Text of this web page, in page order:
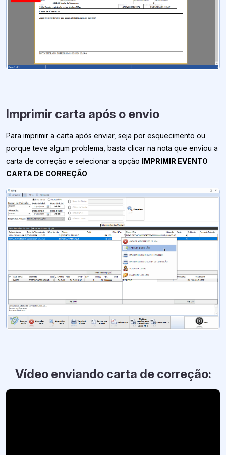
Imprimir carta após o envio
Para imprimir a carta após enviar, seja por esquecimento ou
porque teve algum problema, basta clicar na nota que enviou a
carta de correção e selecionar a opção IMPRIMIR EVENTO
CARTA DE CORREÇÃO
Vídeo enviando carta de correção: